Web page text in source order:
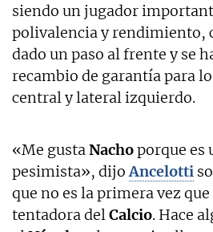
siendo un jugador
polivalencia y rendimiento,
dado un paso al frente y se
recambio de garantía para
central y lateral izquierdo.
«Me gustaNachoporque es
pesimista», dijoAncelotti
que no es la primera vez
tentadora delCalcio. Hace